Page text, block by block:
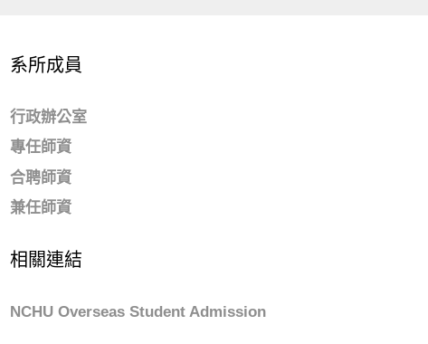
系所成員
行政辦公室
專任師資
合聘師資
兼任師資
相關連結
NCHU Overseas Student Admission